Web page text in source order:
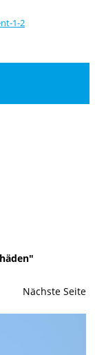
Nächste Seite